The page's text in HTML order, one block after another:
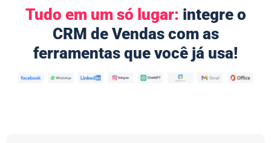
Tudo em um só lugar: integre o
CRM de Vendas com as
ferramentas que você já usa!